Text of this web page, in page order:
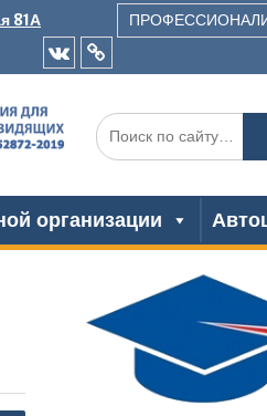
81А
VK Одноклассники
Искать:
организации